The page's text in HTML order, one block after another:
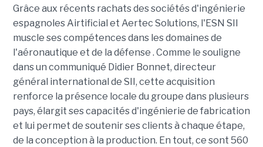
Grâce aux récents rachats des sociétés d'ingénierie
espagnoles Airtificial et Aertec Solutions, l'ESN SII
muscle ses compétences dans les domaines de
l'aéronautique et de la défense . Comme le souligne
dans un communiqué Didier Bonnet, directeur
général international de SII, cette acquisition
renforce la présence locale du groupe dans plusieurs
pays, élargit ses capacités d'ingénierie de fabrication
et lui permet de soutenir ses clients à chaque étape,
de la conception à la production. En tout, ce sont 560